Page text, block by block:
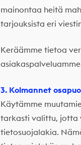
mainontaa heitä
tarjouksista eri
Keräämme tietoa
3. Kolmannet
Käytämme
tarkasti valittu, jotta
tietosuojalakia.